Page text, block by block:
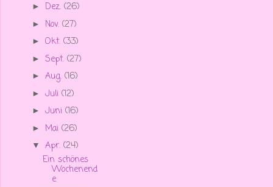
► Dez. (26)
► Nov. (27)
► Okt. (33)
► Sept. (27)
► Aug. (16)
► Juli (12)
► Juni (16)
► Mai (26)
▼ Apr. (24)
Ein schönes
Wochenend
e